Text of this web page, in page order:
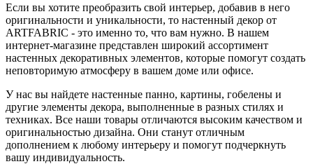
Если вы хотите преобразить свой интерьер, добавив в него
оригинальности и уникальности, то настенный декор от
ARTFABRIC - это именно то, что вам нужно. В нашем
интернет-магазине представлен широкий ассортимент
настенных декоративных элементов, которые помогут создать
неповторимую атмосферу в вашем доме или офисе.
У нас вы найдете настенные панно, картины, гобелены и
другие элементы декора, выполненные в разных стилях и
техниках. Все наши товары отличаются высоким качеством и
оригинальностью дизайна. Они станут отличным
дополнением к любому интерьеру и помогут подчеркнуть
вашу индивидуальность.